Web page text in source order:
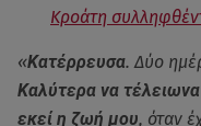
Κροάτη
«Κατέρρευσα. Δύο
Καλύτερα να
εκεί η ζωή μου, όταν